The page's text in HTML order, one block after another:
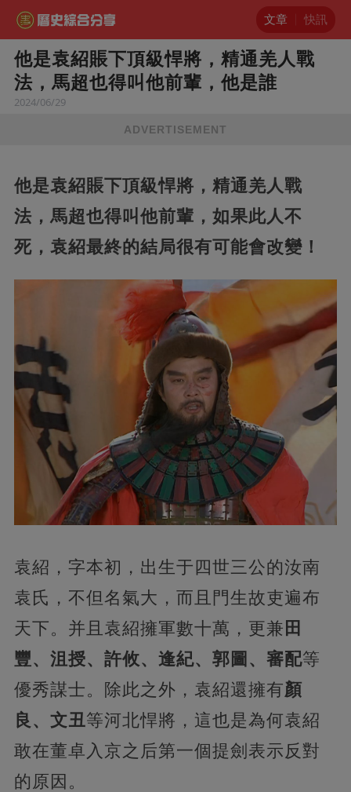
文章 快訊
他是袁紹賬下頂級悍將，精通羌人戰
法，馬超也得叫他前輩，他是誰
2024/06/29
ADVERTISEMENT
他是袁紹賬下頂級悍將，精通羌人戰
法，馬超也得叫他前輩，如果此人不
死，袁紹最終的結局很有可能會改變！
袁紹，字本初，出生于四世三公的汝南
袁氏，不但名氣大，而且門生故吏遍布
天下。并且袁紹擁軍數十萬，更兼 田
豐、沮授、許攸、逢紀、郭圖、審配等
優秀謀士。除此之外，袁紹還擁有顏
良、文丑等河北悍將，這也是為何袁紹
敢在董卓入京之后第一個提劍表示反對
的原因。